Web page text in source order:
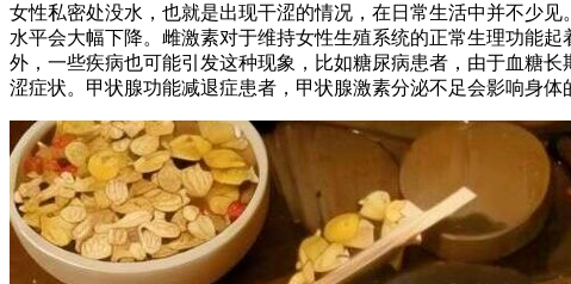
女性私密处没水，也就是出现干涩的情况，在日常生活中并不少
水平会大幅下降。雌激素对于维持女性生殖系统的正常生理功能
外，一些疾病也可能引发这种现象，比如糖尿病患者，由于血糖
涩症状。甲状腺功能减退症患者，甲状腺激素分泌不足会影响身